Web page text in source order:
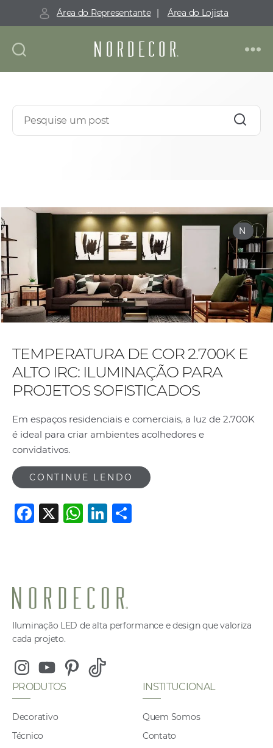
Área do Representante | Área do Lojista
Nordecor
N
TEMPERATURA DE COR 2.700K E
ALTO IRC: ILUMINAÇÃO PARA
PROJETOS SOFISTICADOS
Em espaços residenciais e comerciais, a luz de 2.700K
é ideal para criar ambientes acolhedores e
convidativos.
CONTINUE LENDO
F
b
o
o
k
X
W
A
p
p
Li
dI
n
Iluminação LED de alta performance e design que valoriza
cada projeto.
InstagramYoutubePinterest
Tiktok
PRODUTOS
Decorativo
Técnico
INSTITUCIONAL
Quem Somos
Contato